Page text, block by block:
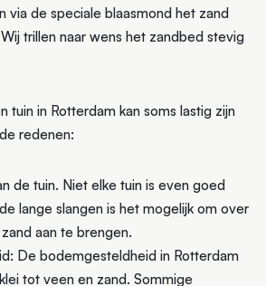
via de speciale blaasmond het zand
trillen naar wens het zandbed stevig
tuin in Rotterdam kan soms lastig zijn
redenen:
de tuin. Niet elke tuin is even goed
lange slangen is het mogelijk om over
aan te brengen.
De bodemgesteldheid in Rotterdam
tot veen en zand. Sommige